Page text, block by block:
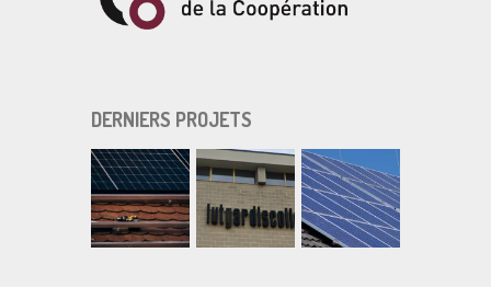
DERNIERS PROJETS